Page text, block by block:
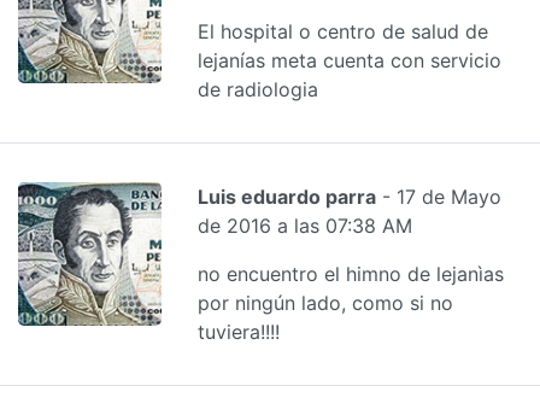
El hospital o centro de salud de
lejanías meta cuenta con servicio
de radiologia
Luis eduardo parra - 17 de Mayo
de 2016 a las 07:38 AM
no encuentro el himno de lejanìas
por ningún lado, como si no
tuviera!!!!